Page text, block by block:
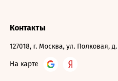
Контакты
127018, г. Москва, ул. Полковая, д.
На карте